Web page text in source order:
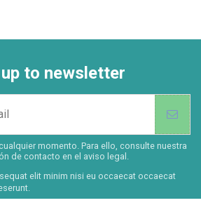
to newsletter
momento. Para ello, consulte nuestra
de contacto en el aviso legal.
elit minim nisi eu occaecat occaecat